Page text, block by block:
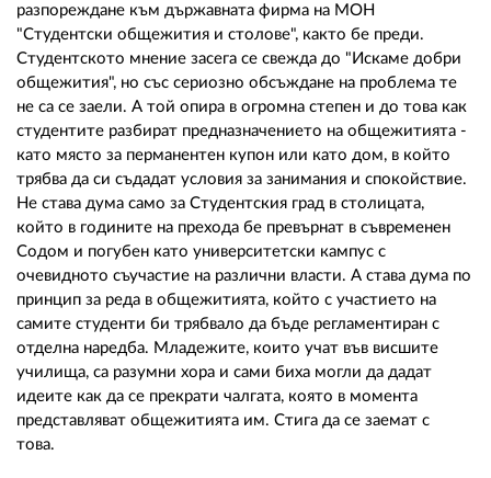
разпореждане към държавната фирма на МОН
"Студентски общежития и столове", както бе преди.
Студентското мнение засега се свежда до "Искаме добри
общежития", но със сериозно обсъждане на проблема те
не са се заели. А той опира в огромна степен и до това как
студентите разбират предназначението на общежитията -
като място за перманентен купон или като дом, в който
трябва да си съдадат условия за занимания и спокойствие.
Не става дума само за Студентския град в столицата,
който в годините на прехода бе превърнат в съвременен
Содом и погубен като университетски кампус с
очевидното съучастие на различни власти. А става дума по
принцип за реда в общежитията, който с участието на
самите студенти би трябвало да бъде регламентиран с
отделна наредба. Младежите, които учат във висшите
училища, са разумни хора и сами биха могли да дадат
идеите как да се прекрати чалгата, която в момента
представляват общежитията им. Стига да се заемат с
това.